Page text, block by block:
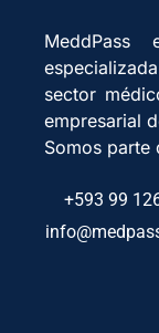
MeddPass
sector
empresarial
Somos parte
+593 99